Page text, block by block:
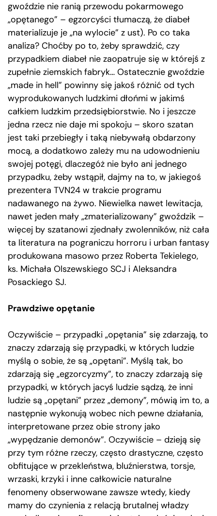
gwoździe nie ranią przewodu pokarmowego
„opętanego” – egzorcyści tłumaczą, że diabeł
materializuje je „na wylocie” z ust). Po co taka
analiza? Choćby po to, żeby sprawdzić, czy
przypadkiem diabeł nie zaopatruje się w którejś z
zupełnie ziemskich fabryk… Ostatecznie gwoździe
„made in hell” powinny się jakoś różnić od tych
wyprodukowanych ludzkimi dłońmi w jakimś
całkiem ludzkim przedsiębiorstwie. No i jeszcze
jedna rzecz nie daje mi spokoju – skoro szatan
jest taki przebiegły i taką niebywałą obdarzony
mocą, a dodatkowo zależy mu na udowodnieniu
swojej potęgi, dlaczegóż nie było ani jednego
przypadku, żeby wstąpił, dajmy na to, w jakiegoś
prezentera TVN24 w trakcie programu
nadawanego na żywo. Niewielka nawet lewitacja,
nawet jeden mały „zmaterializowany” gwoździk –
więcej by szatanowi zjednały zwolenników, niż cała
ta literatura na pograniczu horroru i urban fantasy
produkowana masowo przez Roberta Tekielego,
ks. Michała Olszewskiego SCJ i Aleksandra
Posackiego SJ.
Prawdziwe opętanie
Oczywiście – przypadki „opętania” się zdarzają, to
znaczy zdarzają się przypadki, w których ludzie
myślą o sobie, że są „opętani”. Myślą tak, bo
zdarzają się „egzorcyzmy”, to znaczy zdarzają się
przypadki, w których jacyś ludzie sądzą, że inni
ludzie są „opętani” przez „demony”, mówią im to, a
następnie wykonują wobec nich pewne działania,
interpretowane przez obie strony jako
„wypędzanie demonów”. Oczywiście – dzieją się
przy tym różne rzeczy, często drastyczne, często
obfitujące w przekleństwa, bluźnierstwa, torsje,
wrzaski, krzyki i inne całkowicie naturalne
fenomeny obserwowane zawsze wtedy, kiedy
mamy do czynienia z relacją brutalnej władzy